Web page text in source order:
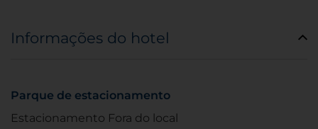
Informações do hotel
Parque de estacionamento
Estacionamento Fora do local